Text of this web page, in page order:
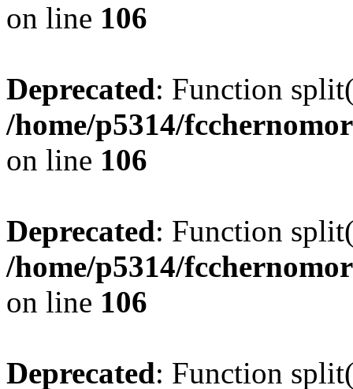
on line 106
Deprecated: Function
/home/p5314/
on line 106
Deprecated: Function
/home/p5314/
on line 106
Deprecated: Function